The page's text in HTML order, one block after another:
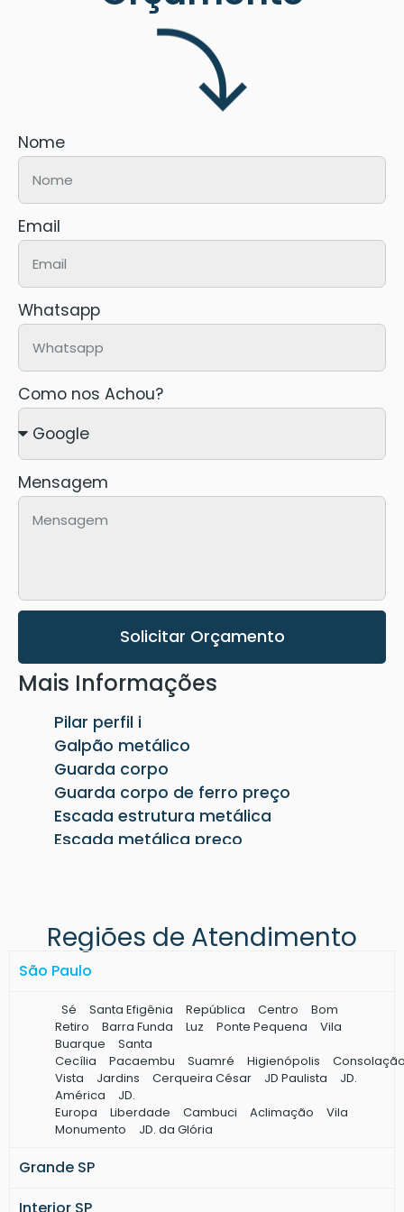
Nome
Email
Whatsapp
Como nos Achou?
Mensagem
Solicitar Orçamento
Mais Informações
Pilar perfil i
Galpão metálico
Guarda corpo
Guarda corpo de ferro preço
Escada estrutura metálica
Escada metálica preço
Pergolado de ferro preço
Terças metálicas para telhado
Pilar metálico redondo
Fechamento lateral metálico
Construção de galpão metálico
Viga metálica preço
Mezanino estrutura metálica
Mezanino metálico preço
Cobertura metálica para galpão
Estrutura metálica para cobertura
Regiões de Atendimento
São Paulo
Sé Santa Efigênia República Centro
Bom
Retiro
Barra Funda Luz Ponte Pequena
Vila
Buarque
Santa
Cecília
Pacaembu Suamré Higienópolis
Vista
Jardins Cerqueira César JD Paulista
JD.
América
JD.
Europa
Liberdade Cambuci Aclimação
Vila
Monumento
JD. da Glória
Grande SP
Interior SP